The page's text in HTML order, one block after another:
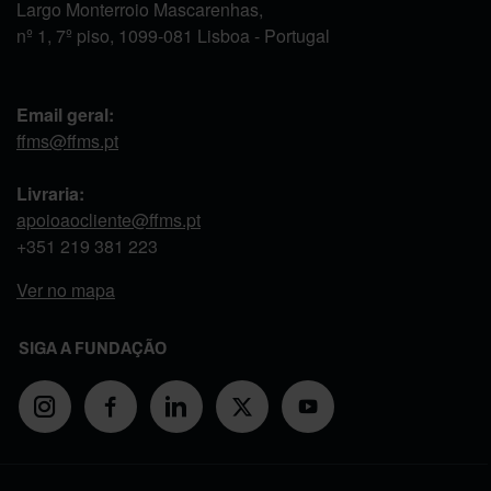
Largo Monterroio Mascarenhas,
nº 1, 7º piso, 1099-081 Lisboa - Portugal
Email geral:
ffms@ffms.pt
Livraria:
apoioaocliente@ffms.pt
+351 219 381 223
Ver no mapa
SIGA A FUNDAÇÃO